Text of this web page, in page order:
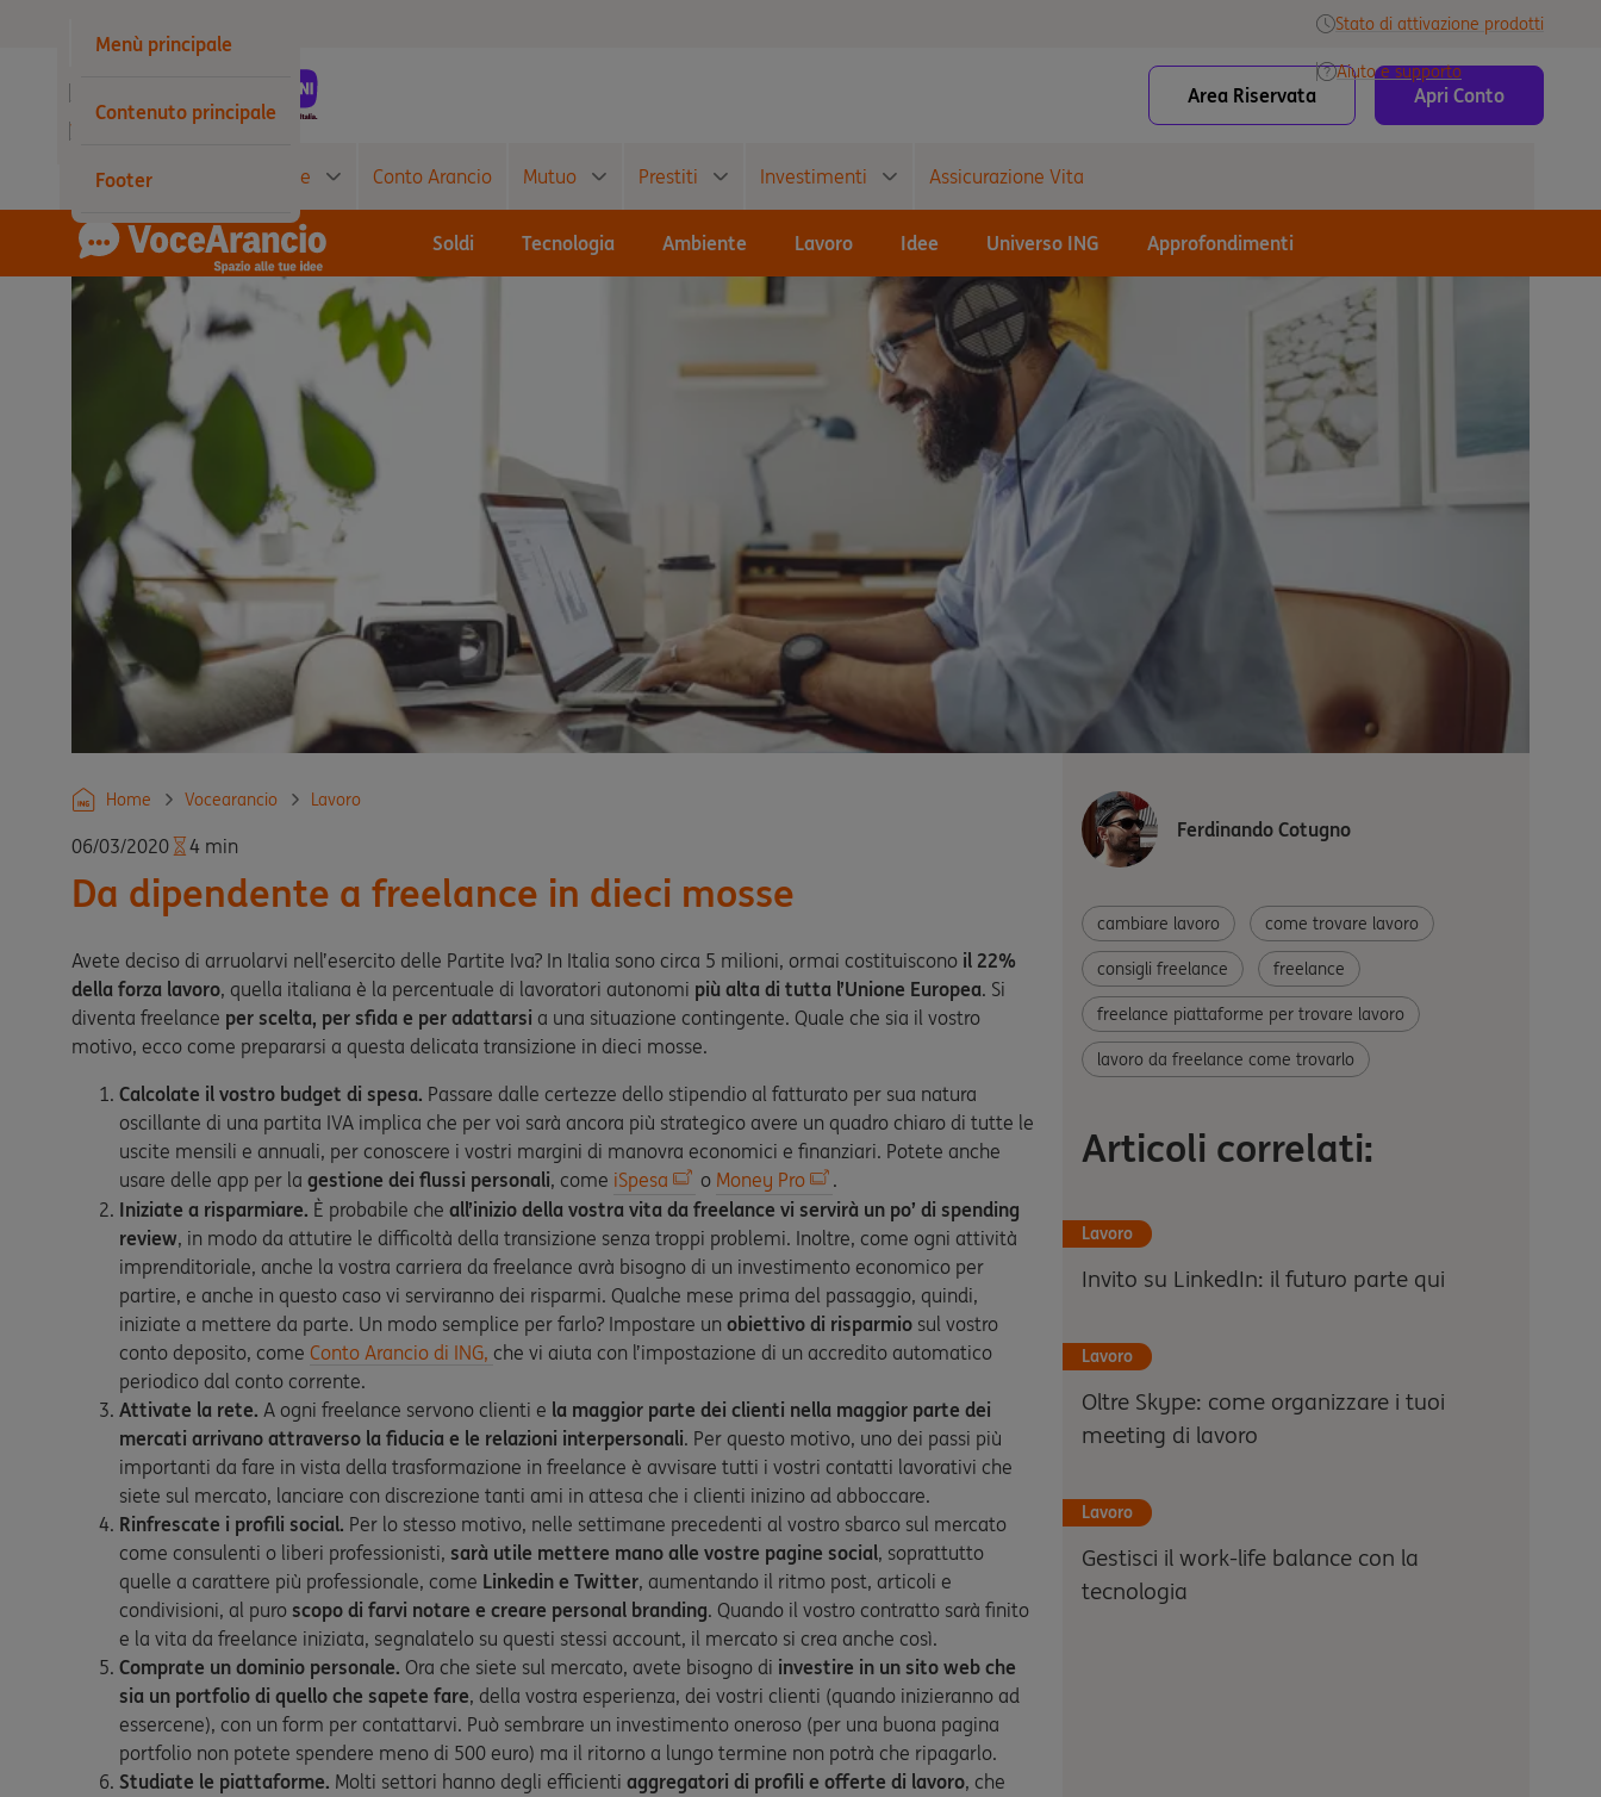
Menù principale
Contenuto principale
Footer
Privati
Wholesale
Stato di attivazione prodotti
Aiuto e supporto
Area Riservata Apri Conto
Conto Corrente Carte Conto Arancio Mutuo Prestiti Investimenti Assicurazione Vita
Soldi Tecnologia Ambiente Lavoro Idee Universo ING Approfondimenti
Home Vocearancio Lavoro
06/03/2020 4 min
Da dipendente a freelance in dieci mosse
Avete deciso di arruolarvi nell’esercito delle Partite Iva? In Italia sono circa 5 milioni, ormai costituiscono il 22%
della forza lavoro, quella italiana è la percentuale di lavoratori autonomi più alta di tutta l’Unione Europea. Si
diventa freelance per scelta, per sfida e per adattarsi a una situazione contingente. Quale che sia il vostro
motivo, ecco come prepararsi a questa delicata transizione in dieci mosse.
Calcolate il vostro budget di spesa. Passare dalle certezze dello stipendio al fatturato per sua natura
oscillante di una partita IVA implica che per voi sarà ancora più strategico avere un quadro chiaro di tutte le
uscite mensili e annuali, per conoscere i vostri margini di manovra economici e finanziari. Potete anche
usare delle app per la gestione dei flussi personali, come iSpesa o Money Pro
.
Iniziate a risparmiare. È probabile che all’inizio della vostra vita da freelance vi servirà un po’ di spending
review, in modo da attutire le difficoltà della transizione senza troppi problemi. Inoltre, come ogni attività
imprenditoriale, anche la vostra carriera da freelance avrà bisogno di un investimento economico per
partire, e anche in questo caso vi serviranno dei risparmi. Qualche mese prima del passaggio, quindi,
iniziate a mettere da parte. Un modo semplice per farlo? Impostare un obiettivo di risparmio sul vostro
conto deposito, come Conto Arancio di ING, che vi aiuta con l’impostazione di un accredito automatico
periodico dal conto corrente.
Attivate la rete. A ogni freelance servono clienti e la maggior parte dei clienti nella maggior parte dei
mercati arrivano attraverso la fiducia e le relazioni interpersonali. Per questo motivo, uno dei passi più
importanti da fare in vista della trasformazione in freelance è avvisare tutti i vostri contatti lavorativi che
siete sul mercato, lanciare con discrezione tanti ami in attesa che i clienti inizino ad abboccare.
Rinfrescate i profili social. Per lo stesso motivo, nelle settimane precedenti al vostro sbarco sul mercato
come consulenti o liberi professionisti, sarà utile mettere mano alle vostre pagine social, soprattutto
quelle a carattere più professionale, come Linkedin e Twitter, aumentando il ritmo post, articoli e
condivisioni, al puro scopo di farvi notare e creare personal branding. Quando il vostro contratto sarà finito
e la vita da freelance iniziata, segnalatelo su questi stessi account, il mercato si crea anche così.
Comprate un dominio personale. Ora che siete sul mercato, avete bisogno di investire in un sito web che
sia un portfolio di quello che sapete fare, della vostra esperienza, dei vostri clienti (quando inizieranno ad
essercene), con un form per contattarvi. Può sembrare un investimento oneroso (per una buona pagina
portfolio non potete spendere meno di 500 euro) ma il ritorno a lungo termine non potrà che ripagarlo.
Studiate le piattaforme. Molti settori hanno degli efficienti aggregatori di profili e offerte di lavoro, che
Ferdinando Cotugno
cambiare lavoro come trovare lavoro
consigli freelance freelance
freelance piattaforme per trovare lavoro
lavoro da freelance come trovarlo
Articoli correlati:
Lavoro
Invito su LinkedIn: il futuro parte qui
Lavoro
Oltre Skype: come organizzare i tuoi
meeting di lavoro
Lavoro
Gestisci il work-life balance con la
tecnologia